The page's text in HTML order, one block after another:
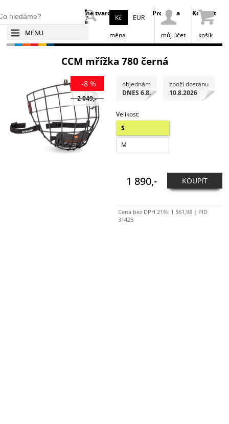
Broušení
bruslí
Tepelné tvarování
bruslí
Prodejna Kontakt
MENU
Kč
EUR
měna
můj účet košík
CCM mřížka 780 černá
-8 %
2 049,-
objednám
DNES 6.8.
zboží dostanu
10.8.2026
Velikost:
S
M
1 890,- KOUPIT
Cena bez DPH 21%: 1 561,98| PID
31425